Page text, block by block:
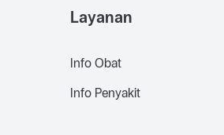
Layanan
Info Obat
Info Penyakit